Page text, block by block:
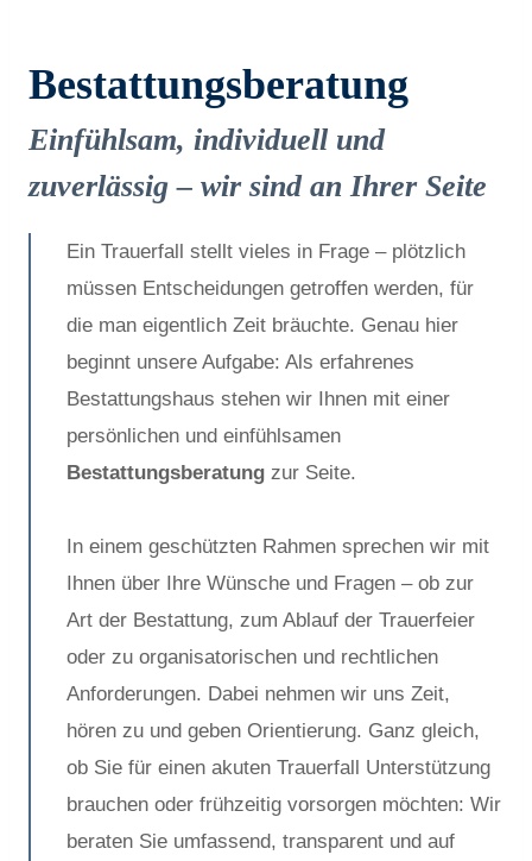
Bestattungsberatung
Einfühlsam, individuell und
zuverlässig – wir sind an Ihrer Seite
Ein Trauerfall stellt vieles in Frage – plötzlich
müssen Entscheidungen getroffen werden, für
die man eigentlich Zeit bräuchte. Genau hier
beginnt unsere Aufgabe: Als erfahrenes
Bestattungshaus stehen wir Ihnen mit einer
persönlichen und einfühlsamen
Bestattungsberatung zur Seite.
In einem geschützten Rahmen sprechen wir mit
Ihnen über Ihre Wünsche und Fragen – ob zur
Art der Bestattung, zum Ablauf der Trauerfeier
oder zu organisatorischen und rechtlichen
Anforderungen. Dabei nehmen wir uns Zeit,
hören zu und geben Orientierung. Ganz gleich,
ob Sie für einen akuten Trauerfall Unterstützung
brauchen oder frühzeitig vorsorgen möchten: Wir
beraten Sie umfassend, transparent und auf